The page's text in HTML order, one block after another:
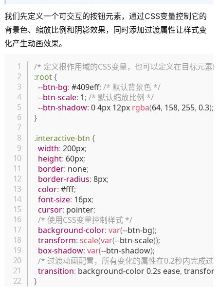
我们先定义一个可交互的按钮元素，通过CSS变量控制它的
背景色、缩放比例和阴影效果，同时添加过渡属性让样式变
化产生动画效果。
/* 定义根作用域的CSS变量，也可以定义在目标元素
:root{
--btn-bg: #409eff; /* 默认背景色 */
--btn-scale: 1; /* 默认缩放比例 */
--btn-shadow: 0 4px 12px rgba(64, 158, 255, 0.3);
}
.interactive-btn {
width: 200px;
height: 60px;
border: none;
border-radius: 8px;
color: #fff;
font-size: 16px;
cursor: pointer;
/* 使用CSS变量控制样式 */
background-color: var(--btn-bg);
transform: scale(var(--btn-scale));
box-shadow: var(--btn-shadow);
/* 过渡动画配置，所有变化的属性在0.2秒内完成过
transition: background-color 0.2s ease,
}
复制